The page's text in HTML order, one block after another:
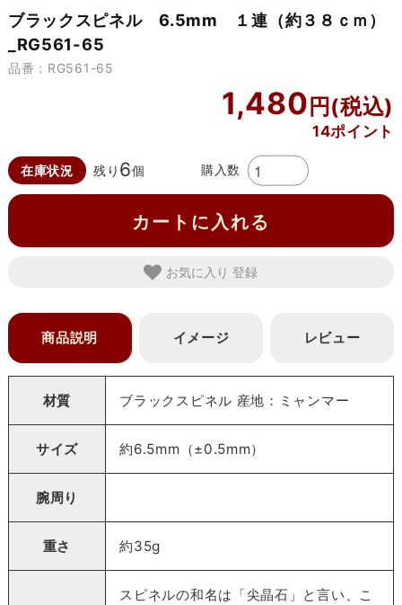
ブラックスピネル 6.5mm １連（約３８ｃｍ）
_RG561-65
品番：RG561-65
1,480
14ポイント
在庫状況 残り 6個 購入数
カートに入れる
お気に入り
商品説明 イメージ レビュー
材質 ブラックスピネル 産地：ミャンマー
サイズ 約6.5mm（±0.5mm）
腕周り
重さ 約35g
スピネルの和名は「尖晶石」と言い、こ